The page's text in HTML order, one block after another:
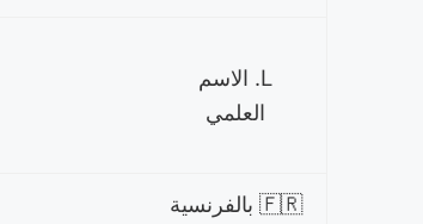
L. الاسم
العلمي
🇫🇷 بالفرنسية